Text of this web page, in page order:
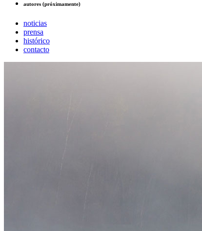
autores (próximamente)
noticias
prensa
histórico
contacto